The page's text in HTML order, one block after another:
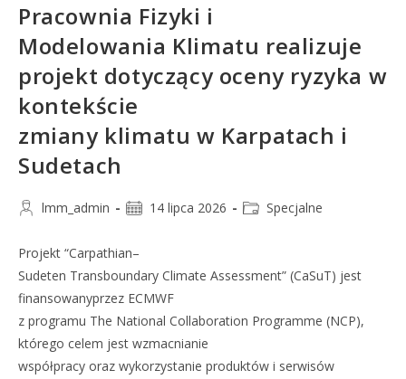
Pracownia Fizyki i
Modelowania Klimatu realizuje
projekt dotyczący oceny ryzyka w
kontekście
zmiany klimatu w Karpatach i
Sudetach
lmm_admin 14 lipca 2026 Specjalne
Projekt “Carpathian–
Sudeten Transboundary Climate Assessment” (CaSuT) jest
finansowanyprzez ECMWF
z programu The National Collaboration Programme (NCP),
którego celem jest wzmacnianie
współpracy oraz wykorzystanie produktów i serwisów